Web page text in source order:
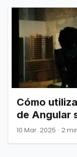
Cómo
de Angular
10 Mar. 2025 · 2